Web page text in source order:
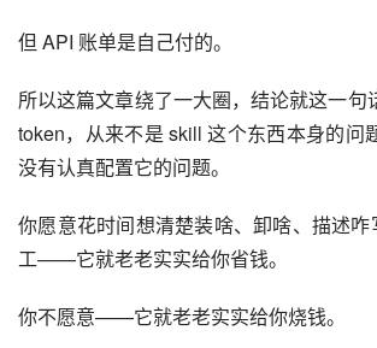
但 API 账单是自己付的。
所以这篇文章绕了一大圈，结论就这一
token，从来不是 skill 这个东西本身的问
没有认真配置它的问题。
你愿意花时间想清楚装啥、卸啥、描述咋
工——它就老老实实给你省钱。
你不愿意——它就老老实实给你烧钱。